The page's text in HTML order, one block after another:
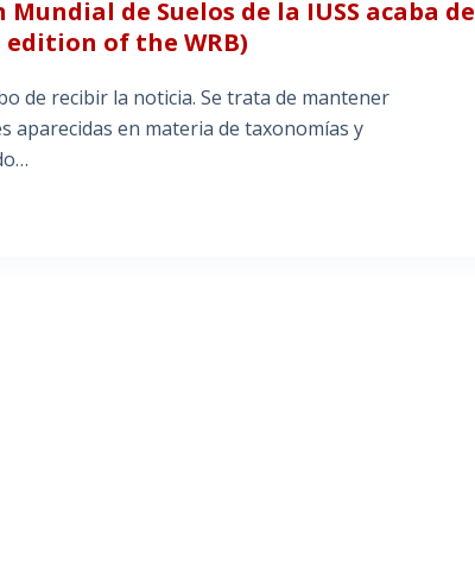
de Suelos de la IUSS acaba de
of the WRB)
de recibir la noticia. Se trata de mantener
aparecidas en materia de taxonomías y